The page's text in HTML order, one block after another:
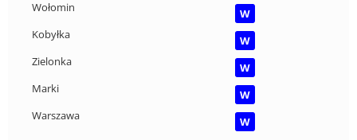
Wołomin
W
Kobyłka
W
Zielonka
W
Marki
W
Warszawa
W